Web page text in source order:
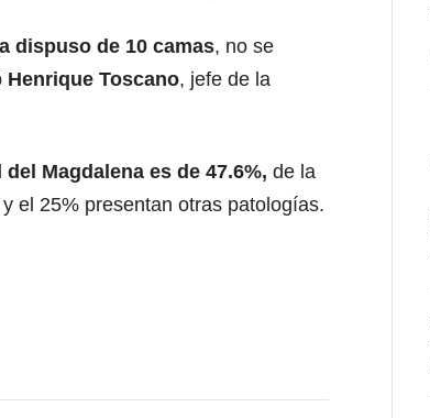
dispuso de 10 camas, no se
Henrique Toscano, jefe de la
Magdalena es de 47.6%, de la
el 25% presentan otras patologías.